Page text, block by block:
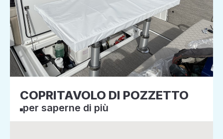
COPRITAVOLO DI POZZETTO
per saperne di più